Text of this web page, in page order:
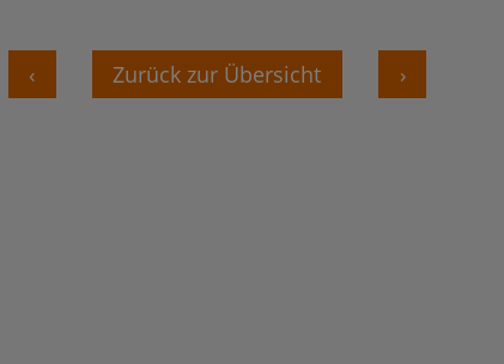
‹ Zurück zur Übersicht ›